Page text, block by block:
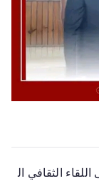
فى اللقاء الثقافي ال